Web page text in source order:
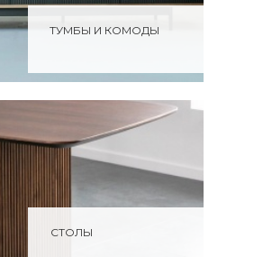
СТОЛЫ
ТУМБЫ И КОМОДЫ